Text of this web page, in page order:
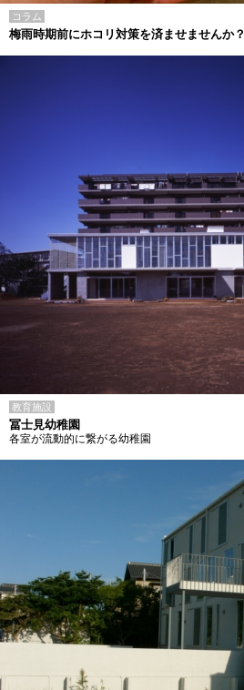
コラム
梅雨時期前にホコリ対策を済ませませんか？
教育施設
冨士見幼稚園
各室が流動的に繋がる幼稚園